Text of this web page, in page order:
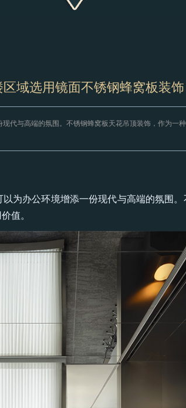
区域选用镜面不锈钢蜂窝板装饰
代与高端的氛围。不锈钢蜂窝板天花吊顶装饰，作为一
以为办公环境增添一份现代与高端的氛围
值。